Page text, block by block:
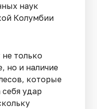
наук
Колумбии
только
но и наличие
которые
удар